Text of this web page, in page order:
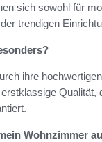
sich sowohl für
trendigen
ihre
Wohnzimmer